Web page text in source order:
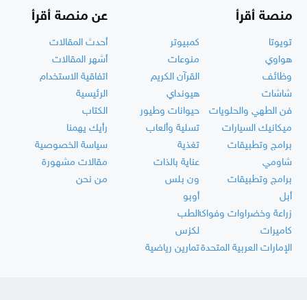
منصة أقرأ
تويوتا
كمبيوتر
هواوي
منوعات
وظائف
القرآن الكريم
شاشات
هيونداي
فن الطهي والحلويات
حيوانات وطيور
ميكانيك السيارات
تسلية وألعاب
برامج وتطبيقات
تغذية
شاومي
عناية بالذات
برامج وتطبيقات
ون بلس
أبل
أوبو
زراعة وخضراوات وفواكهالطب
كاميرات
لكزس
الإمارات العربية المتحدةتمارين رياضية
عن منصة أقرأ
أحدث المقالات
أشهر المقالات
اتفاقية الاستخدام
الرئيسية
الكتاب
رأيك يهمنا
سياسة الخصوصية
مقالات مشهورة
من نحن